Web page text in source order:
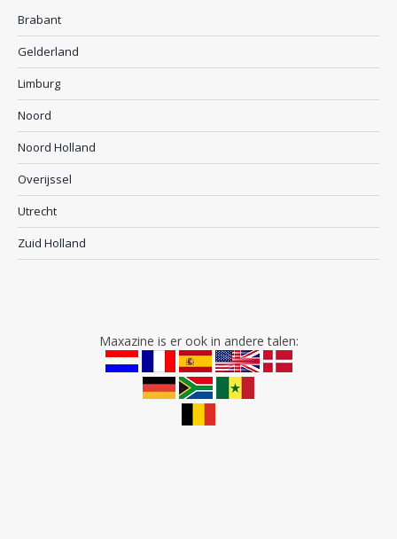
Brabant
Gelderland
Limburg
Noord
Noord Holland
Overijssel
Utrecht
Zuid Holland
Maxazine is er ook in andere talen: